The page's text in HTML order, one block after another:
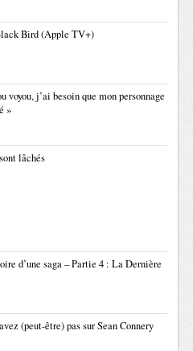
Bird (Apple TV+)
voyou, j’ai besoin que mon personnage
»
lâchés
d’une saga – Partie 4 : La Dernière
(peut-être) pas sur Sean Connery